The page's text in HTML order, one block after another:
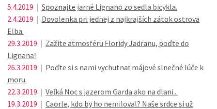
5.4.2019 | Spoznajte jarné Lignano zo sedla bicykla.
2.4.2019 | Dovolenka pri jednej z najkrajších zátok ostrova
Elba.
29.3.2019 | Zažite atmosféru Floridy Jadranu, poďte do
Lignana!
26.3.2019 | Poďte si s nami vychutnať májové slnečné lúče k
moru.
22.3.2019 | Veľká Noc s jazerom Garda ako na dlani...
19.3.2019 | Caorle, kdo by ho nemiloval? Naše srdce si už